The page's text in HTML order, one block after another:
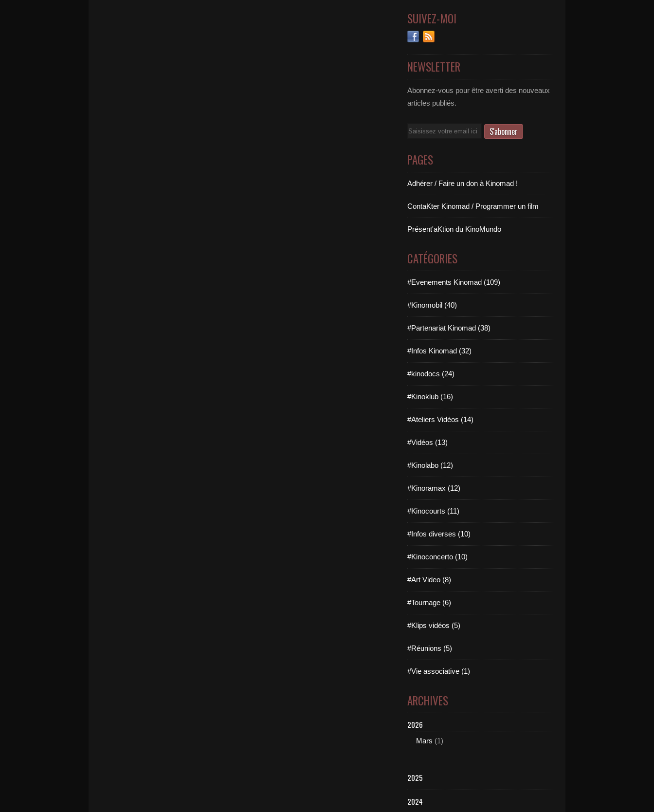
SUIVEZ-MOI
NEWSLETTER
Abonnez-vous pour être averti des nouveaux
articles publiés.
Email
PAGES
Adhérer / Faire un don à Kinomad !
ContaKter Kinomad / Programmer un film
Présent'aKtion du KinoMundo
CATÉGORIES
#Evenements Kinomad (109)
#Kinomobil (40)
#Partenariat Kinomad (38)
#Infos Kinomad (32)
#kinodocs (24)
#Kinoklub (16)
#Ateliers Vidéos (14)
#Vidéos (13)
#Kinolabo (12)
#Kinoramax (12)
#Kinocourts (11)
#Infos diverses (10)
#Kinoconcerto (10)
#Art Video (8)
#Tournage (6)
#Klips vidéos (5)
#Réunions (5)
#Vie associative (1)
ARCHIVES
2026
Mars (1)
2025
2024